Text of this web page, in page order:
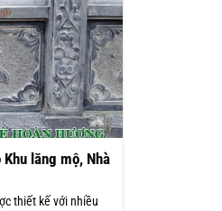
lăng mộ, Nhà
thiết kế với nhiều